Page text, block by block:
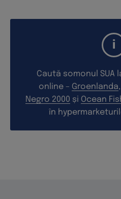
Caută somonul SUA
online – Groenlanda,
Negro 2000 și Ocean
în